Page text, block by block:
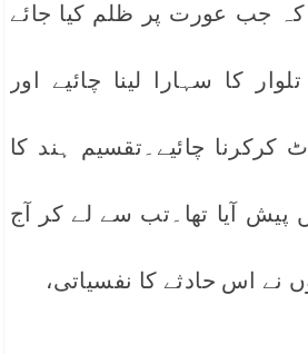
کہ جب عورت پر ظلم کیا جائے
کا سہارا لینا چائیے اور
کرکرنا چائیے۔تقسیم ہند کا
۱۹۴۷؁ء میں پیش آیا تھا۔تب سے لے کر آج
نے اس حادثے کا نفسیاتی،